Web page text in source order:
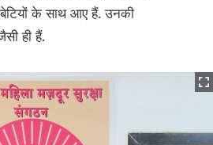
बेटियों के साथ आए हैं. उनकी
ही हैं.